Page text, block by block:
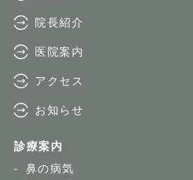
院長紹介
医院案内
アクセス
お知らせ
診療案内
鼻の病気